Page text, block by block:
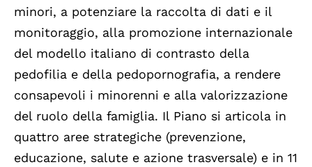
minori, a potenziare la raccolta di dati e il
monitoraggio, alla promozione internazionale
del modello italiano di contrasto della
pedofilia e della pedopornografia, a rendere
consapevoli i minorenni e alla valorizzazione
del ruolo della famiglia. Il Piano si articola in
quattro aree strategiche (prevenzione,
educazione, salute e azione trasversale) e in 11